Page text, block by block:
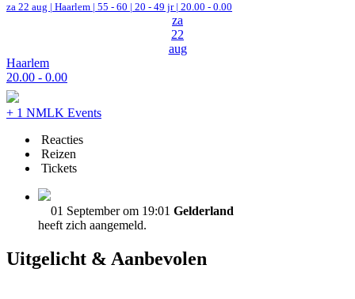
za 22 aug | Haarlem | 55 - 60 | 20 - 49 jr | 20.00 - 0.00
za
22
aug
Haarlem
20.00 - 0.00
+ 1 NMLK Events
Reacties
Reizen
Tickets
01 September om 19:01 Gelderland
heeft zich aangemeld.
Uitgelicht & Aanbevolen